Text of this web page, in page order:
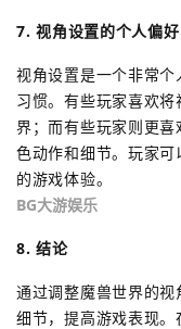
7. 视角设置的个人偏好
视角设置是一个非常
习惯。有些玩家喜欢
界；而有些玩家则更
色动作和细节。玩家
的游戏体验。
BG大游娱乐
8. 结论
通过调整魔兽世界的
细节，提高游戏表现